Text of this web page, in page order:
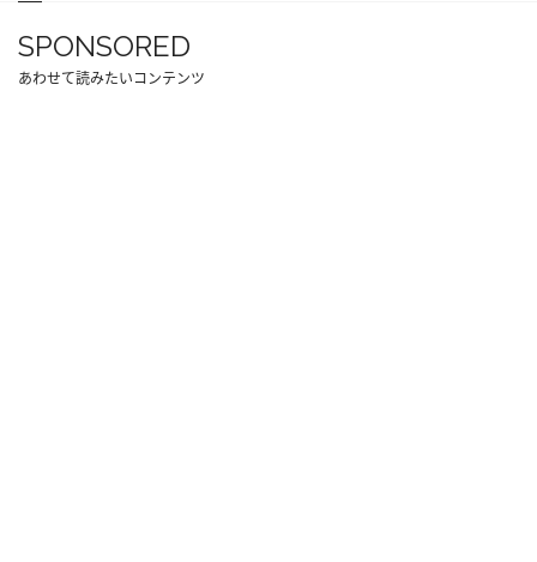
SPONSORED
あわせて読みたいコンテンツ